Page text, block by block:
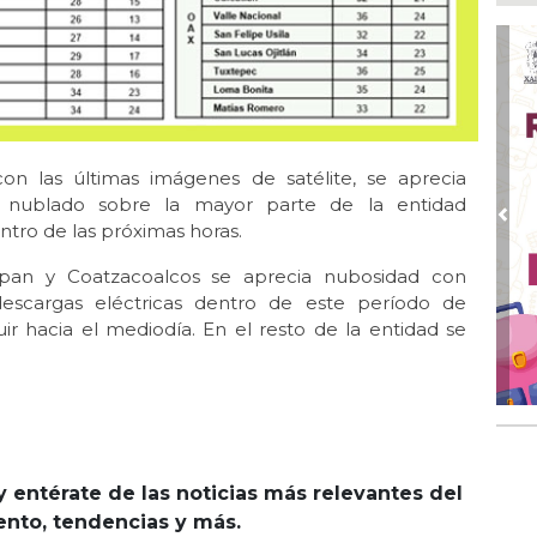
las últimas imágenes de satélite, se aprecia
sobre la mayor parte de la entidad
de las próximas horas.
y Coatzacoalcos se aprecia nubosidad con
eléctricas dentro de este período de
hacia el mediodía. En el resto de la entidad se
entérate de las noticias más relevantes del
tendencias y más.